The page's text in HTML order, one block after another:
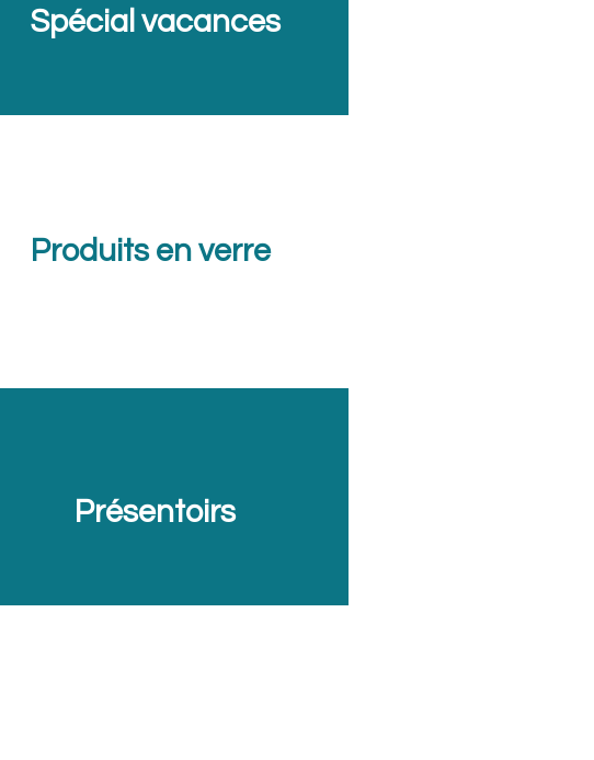
Spécial vacances
Produits en verre
Présentoirs